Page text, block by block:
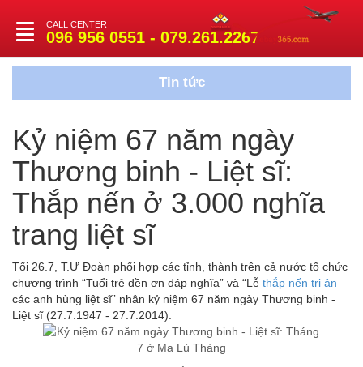
Toggle
navigation
CALL CENTER
096 956 0551 - 079.261.2267
Tin tức
Kỷ niệm 67 năm ngày
Thương binh - Liệt sĩ:
Thắp nến ở 3.000 nghĩa
trang liệt sĩ
Tối 26.7, T.Ư Đoàn phối hợp các tỉnh, thành trên cả nước tổ chức
chương trình “Tuổi trẻ đền ơn đáp nghĩa” và “Lễ thắp nến tri ân
các anh hùng liệt sĩ” nhân kỷ niệm 67 năm ngày Thương binh -
Liệt sĩ (27.7.1947 - 27.7.2014).